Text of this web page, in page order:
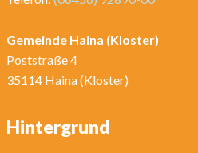
Gemeinde Haina (Kloster)
Poststraße 4
35114 Haina (Kloster)
Hintergrund